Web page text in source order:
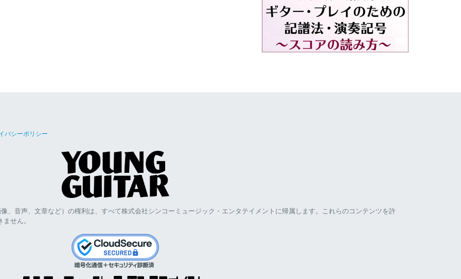
バシーポリシー
、音声、文章など）の権利は、すべて株式会社シンコーミュージック・エンタテイメントに帰属します。これらのコンテンツを許
せん。